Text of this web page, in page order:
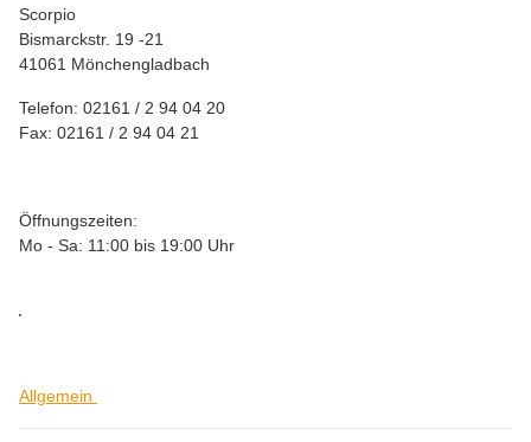
Scorpio
Bismarckstr. 19 -21
41061 Mönchengladbach
Telefon: 02161 / 2 94 04 20
Fax: 02161 / 2 94 04 21
Öffnungszeiten:
Mo - Sa: 11:00 bis 19:00 Uhr
Allgemein